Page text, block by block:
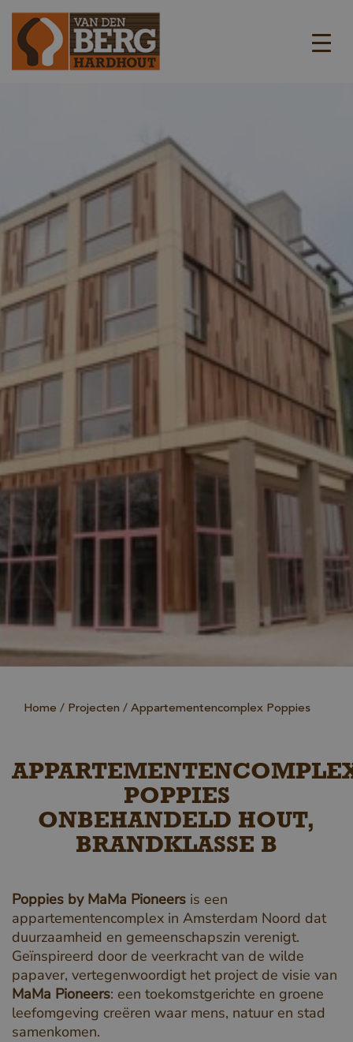
Home Projecten Appartementencomplex Poppies
POPPIES
ONBEHANDELD HOUT,
BRANDKLASSE B
Poppies by MaMa Pioneers is een
appartementencomplex in Amsterdam Noord dat
duurzaamheid en gemeenschapszin verenigt.
Geïnspireerd door de veerkracht van de wilde
papaver, vertegenwoordigt het project de visie van
MaMa Pioneers: een toekomstgerichte en groene
leefomgeving creëren waar mens, natuur en stad
samenkomen.